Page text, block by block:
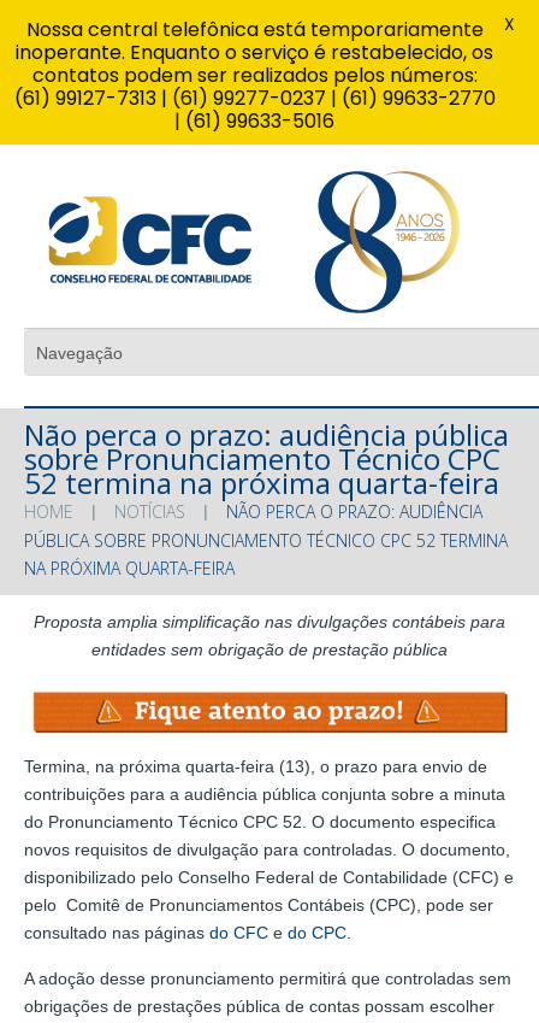
Não perca o prazo: audiência pública
sobre Pronunciamento Técnico CPC
52 termina na próxima quarta-feira
HOME NOTÍCIAS
NÃO PERCA O PRAZO: AUDIÊNCIA
PÚBLICA SOBRE PRONUNCIAMENTO TÉCNICO CPC 52 TERMINA
NA PRÓXIMA QUARTA-FEIRA
Proposta amplia simplificação nas divulgações contábeis para
entidades sem obrigação de prestação pública
Termina, na próxima quarta-feira (13), o prazo para envio de
contribuições para a audiência pública conjunta sobre a minuta
do Pronunciamento Técnico CPC 52. O documento especifica
novos requisitos de divulgação para controladas. O documento,
disponibilizado pelo Conselho Federal de Contabilidade (CFC) e
pelo Comitê de Pronunciamentos Contábeis (CPC), pode ser
consultado nas páginas do CFC e do CPC.
A adoção desse pronunciamento permitirá que controladas sem
obrigações de prestações pública de contas possam escolher
Nossa central telefônica está temporariamente
inoperante. Enquanto o serviço é restabelecido, os
contatos podem ser realizados pelos números:
(61) 99127-7313 | (61) 99277-0237 | (61) 99633-2770
| (61) 99633-5016
X